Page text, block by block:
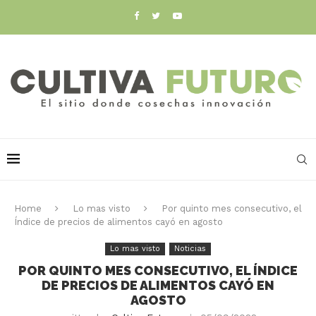
Home Lo mas visto
Por quinto mes consecutivo, el
Índice de precios de alimentos cayó en agosto
Lo mas visto Noticias
POR QUINTO MES CONSECUTIVO, EL ÍNDICE
DE PRECIOS DE ALIMENTOS CAYÓ EN
AGOSTO